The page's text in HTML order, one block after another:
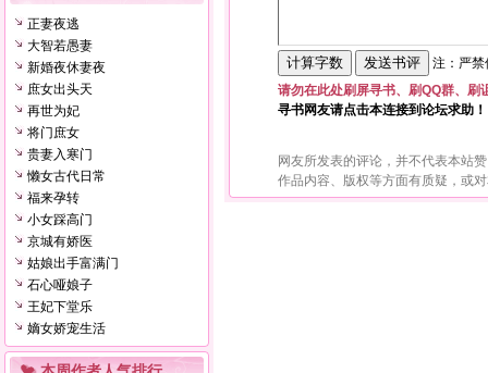
正妻夜逃
大智若愚妻
新婚夜休妻夜
庶女出头天
再世为妃
将门庶女
贵妻入寒门
懒女古代日常
福来孕转
小女踩高门
京城有娇医
姑娘出手富满门
石心哑娘子
王妃下堂乐
嫡女娇宠生活
注：严
请勿在此处刷屏寻书、刷QQ群、刷
寻书网友请点击本连接到论坛求助！
网友所发表的评论，并不代表本站
作品内容、版权等方面有质疑，或